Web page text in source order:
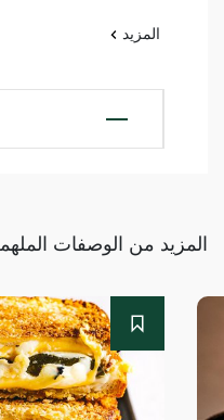
المزيد
المزيد من الوصفات